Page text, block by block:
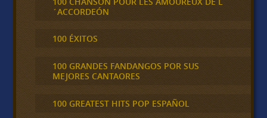
´ACCORDEÓN
100 ÉXITOS
100 GRANDES FANDANGOS POR SUS
MEJORES CANTAORES
100 GREATEST HITS POP ESPAÑOL